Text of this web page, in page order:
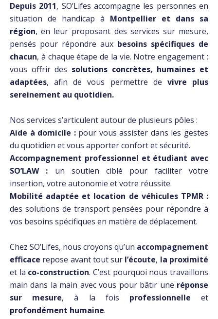
Depuis 2011, SO’Lifes accompagne les personnes en
situation de handicap à Montpellier et dans sa
région, en leur proposant des services sur mesure,
pensés pour répondre aux besoins spécifiques de
chacun, à chaque étape de la vie. Notre engagement :
vous offrir des solutions concrètes, humaines et
adaptées, afin de vous permettre de vivre plus
sereinement au quotidien.
Nos services s’articulent autour de plusieurs pôles :
Aide à domicile :pour vous assister dans les gestes
du quotidien et vous apporter confort et sécurité.
Accompagnement professionnel et étudiant avec
SO’LAW : un soutien ciblé pour faciliter votre
insertion, votre autonomie et votre réussite.
Mobilité adaptée et location de véhicules TPMR :
des solutions de transport pensées pour répondre à
vos besoins spécifiques en matière de déplacement.
Chez SO’Lifes, nous croyons qu’un accompagnement
efficace repose avant tout sur l’écoute, la proximité
et la co-construction. C’est pourquoi nous travaillons
main dans la main avec vous pour bâtir une réponse
sur mesure, à la fois professionnelle et
profondément humaine.